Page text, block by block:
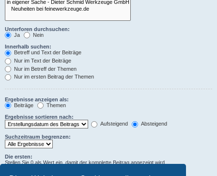
Unterforen durchsuchen:
Ja
Nein
Innerhalb suchen:
Betreff und Text der Beiträge
Nur im Text der Beiträge
Nur im Betreff der Themen
Nur im ersten Beitrag der Themen
Ergebnisse anzeigen als:
Beiträge
Themen
Ergebnisse sortieren nach:
Aufsteigend
Absteigend
Suchzeitraum begrenzen:
Die ersten:
Stellen Sie 0 als Wert ein, damit der komplette Beitrag angezeigt wird.